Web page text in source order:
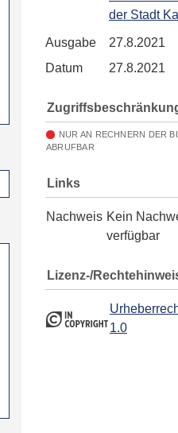
der Stadt
Ausgabe
27.8.2021
Datum
27.8.2021
NUR AN RECHNERN DER
ABRUFBAR
Links
Nachweis Kein
verfügbar
Lizenz-/
1.0